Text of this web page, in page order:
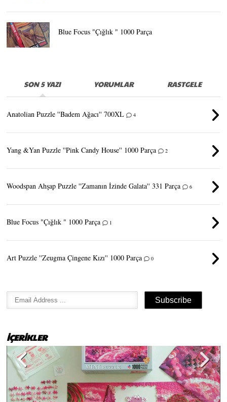
Blue Focus "Çığlık " 1000 Parça
SON 5 YAZI YORUMLAR RASTGELE
Anatolian Puzzle ''Badem Ağacı'' 700XL 4
Yang &Yan Puzzle ''Pink Candy House'' 1000 Parça 2
Woodspan Ahşap Puzzle ''Zamanın İzinde Galata'' 331 Parça 6
Blue Focus "Çığlık " 1000 Parça 1
Art Puzzle ''Zeugma Çingene Kızı'' 1000 Parça 0
İÇERİKLER